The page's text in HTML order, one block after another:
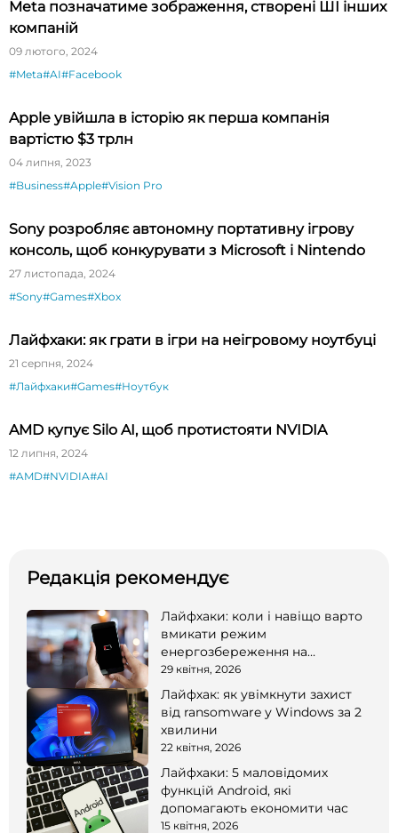
Meta позначатиме зображення, створені ШІ інших
компаній
09 лютого, 2024
#Meta#AI#Facebook
Apple увійшла в історію як перша компанія
вартістю $3 трлн
04 липня, 2023
#Business#Apple#Vision Pro
Sony розробляє автономну портативну ігрову
консоль, щоб конкурувати з Microsoft і Nintendo
27 листопада, 2024
#Sony#Games#Xbox
Лайфхаки: як грати в ігри на неігровому ноутбуці
21 серпня, 2024
#Лайфхаки#Games#Ноутбук
AMD купує Silo AI, щоб протистояти NVIDIA
12 липня, 2024
#AMD#NVIDIA#AI
Редакція рекомендує
Лайфхаки: коли і навіщо варто
вмикати режим
енергозбереження на
смартфоні
29 квітня, 2026
Лайфхак: як увімкнути захист
від ransomware у Windows за 2
хвилини
22 квітня, 2026
Лайфхаки: 5 маловідомих
функцій Android, які
допомагають економити час
15 квітня, 2026